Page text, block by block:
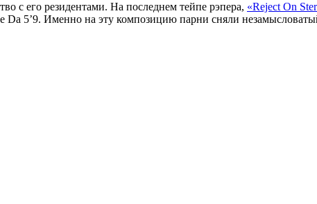
с его резидентами. На последнем тейпе рэпера, «Reject On
Da 5’9. Именно на эту композицию парни сняли